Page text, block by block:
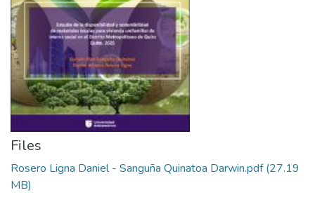
Files
Rosero Ligna Daniel - Sanguña Quinatoa Darwin.pdf(27.19
MB)